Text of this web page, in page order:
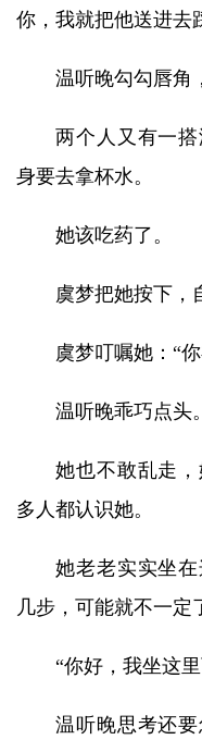
你，我就把他送进去
温听晚勾勾唇角
两个人又有一
身要去拿杯水。
她该吃药了。
虞梦把她按下，
虞梦叮嘱她：“
温听晚乖巧点头。
她也不敢乱走
多人都认识她。
她老老实实坐
几步，可能就不一定
“你好，我坐这
温听晚思考还